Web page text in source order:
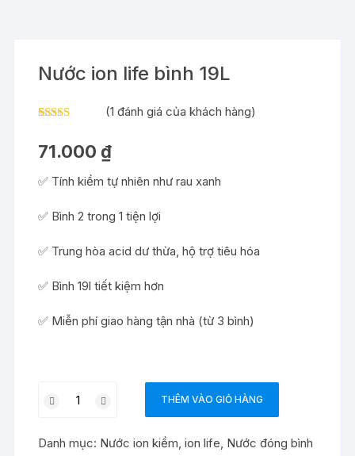
Nước ion life bình 19L
đánh giá
(1 đánh giá của khách hàng)
71.000 ₫
✅ Tính kiềm tự nhiên như rau xanh
✅ Bình 2 trong 1 tiện lợi
✅ Trung hòa acid dư thừa, hộ trợ tiêu hóa
✅ Bình 19l tiết kiệm hơn
✅ Miễn phí giao hàng tận nhà (từ 3 bình)
ion
bình
THÊM VÀO GIỎ HÀNG
Danh mục: Nước ion kiềm,ion life, Nước đóng bình